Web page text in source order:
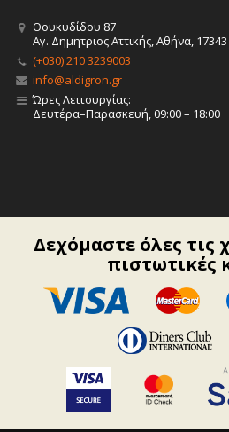
Θουκυδίδου 87
Αγ. Δημητριος Αττικής, Αθήνα, 17343
(+030) 210 3239003
info@aldigron.gr
Ώρες Λειτουργίας:
Δευτέρα–Παρασκευή, 09:00 – 18:00
Δεχόμαστε όλες τις
πιστωτικές